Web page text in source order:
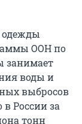
одежды
ООН по
занимает
воды и
выбросов
в России за
тонн